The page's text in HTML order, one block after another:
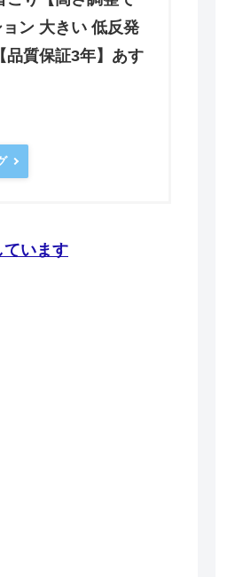
ン 大きい 低反発
品質保証3年】あす
ています